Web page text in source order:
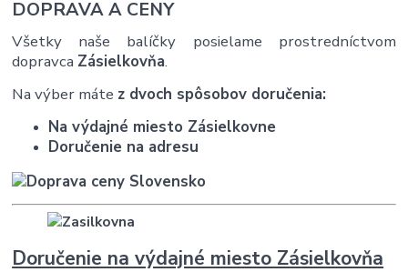
DOPRAVA A CENY
Všetky naše balíčky posielame prostredníctvom
dopravca Zásielkovňa.
Na výber máte z dvoch spôsobov doručenia:
Na výdajné miesto Zásielkovne
Doručenie na adresu
Doručenie na výdajné miesto Zásielkovňa